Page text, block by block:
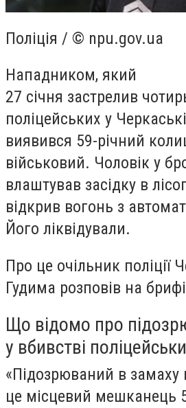
Поліція / © npu.gov.ua
Нападником, який
27 січня застрелив
поліцейських у
виявився 59-річний
військовий. Чоловік у
влаштував засідку в
відкрив вогонь з
Його ліквідували.
Про це очільник поліції
Гудима розповів на
Що відомо про
у вбивстві
«Підозрюваний в замаху
це місцевий мешканець